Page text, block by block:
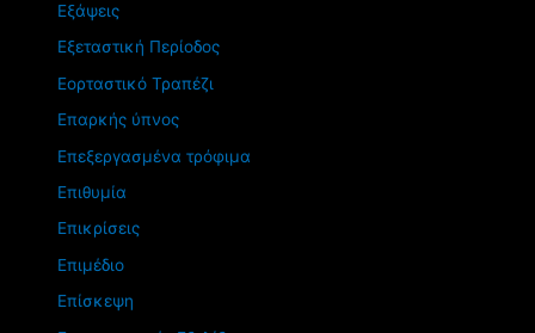
Εξάψεις
Εξεταστική Περίοδος
Εορταστικό Τραπέζι
Επαρκής ύπνος
Επεξεργασμένα τρόφιμα
Επιθυμία
Επικρίσεις
Επιμέδιο
Επίσκεψη